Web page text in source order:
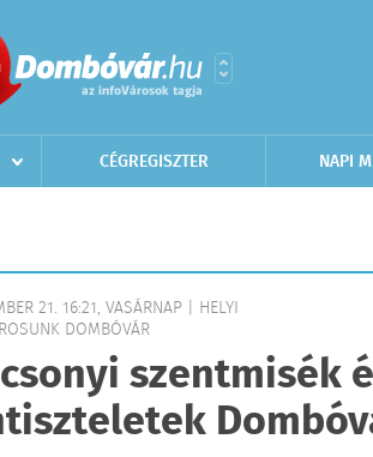
CÉGREGISZTER NAPI
21. 16:21, VASÁRNAP | HELYI
DOMBÓVÁR
szentmisék